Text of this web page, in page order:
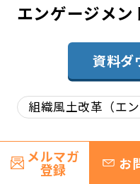
エンゲージメン
資料ダ
組織風土改革（エン
Seminer＆Event
メルマガ
登録 お